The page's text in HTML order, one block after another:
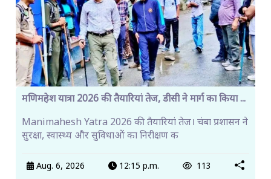
मणिमहेश यात्रा 2026 की तैयारियां तेज, डीसी ने मार्ग का किया ...
Manimahesh Yatra 2026 की तैयारियां तेज। चंबा प्रशासन ने
सुरक्षा, स्वास्थ्य और सुविधाओं का निरीक्षण क
Aug. 6, 2026 12:15 p.m. 113